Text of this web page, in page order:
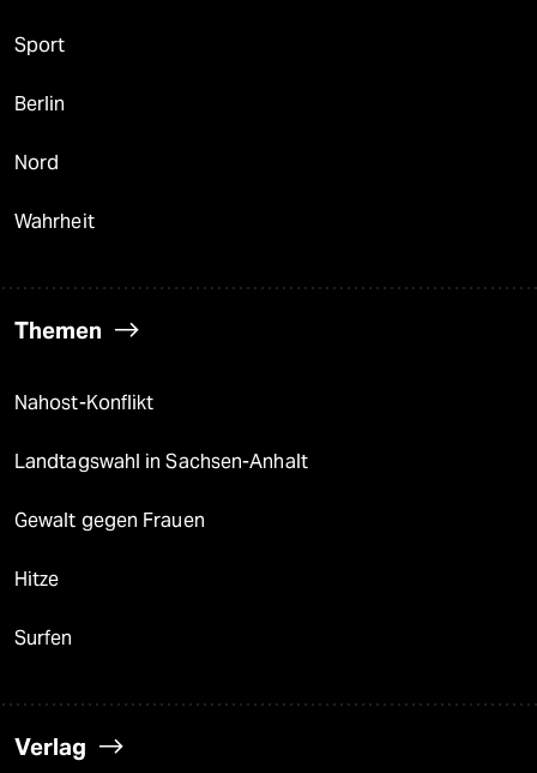
Sport
Berlin
Nord
Wahrheit
Themen
Nahost-Konflikt
Landtagswahl in Sachsen-Anhalt
Gewalt gegen Frauen
Hitze
Surfen
Verlag